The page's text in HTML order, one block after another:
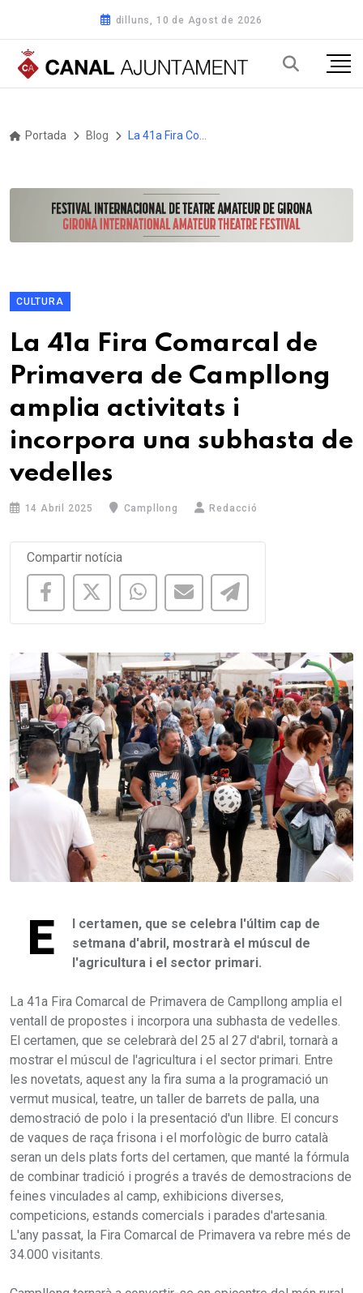
dilluns, 10 de Agost de 2026
Portada Blog
CULTURA
La 41a Fira Comarcal de
Primavera de Campllong
amplia activitats i
incorpora una subhasta de
vedelles
14 Abril 2025 Campllong Redacció
Compartir notícia
E
l certamen, que se celebra l'últim cap de
setmana d'abril, mostrarà el múscul de
l'agricultura i el sector primari.
La 41a Fira Comarcal de Primavera de Campllong amplia el
ventall de propostes i incorpora una subhasta de vedelles.
El certamen, que se celebrarà del 25 al 27 d'abril, tornarà a
mostrar el múscul de l'agricultura i el sector primari. Entre
les novetats, aquest any la fira suma a la programació un
vermut musical, teatre, un taller de barrets de palla, una
demostració de polo i la presentació d'un llibre. El concurs
de vaques de raça frisona i el morfològic de burro català
seran un dels plats forts del certamen, que manté la fórmula
de combinar tradició i progrés a través de demostracions de
feines vinculades al camp, exhibicions diverses,
competicions, estands comercials i parades d'artesania.
L'any passat, la Fira Comarcal de Primavera va rebre més de
34.000 visitants.